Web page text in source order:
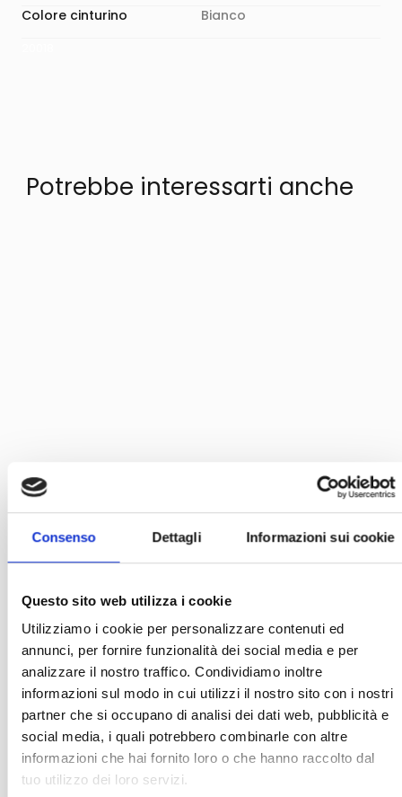
Consenso Dettagli Informazioni sui cookie
Questo sito web utilizza i cookie
Utilizziamo i cookie per personalizzare contenuti ed
annunci, per fornire funzionalità dei social media e per
analizzare il nostro traffico. Condividiamo inoltre
informazioni sul modo in cui utilizzi il nostro sito con i nostri
partner che si occupano di analisi dei dati web, pubblicità e
social media, i quali potrebbero combinarle con altre
informazioni che hai fornito loro o che hanno raccolto dal
tuo utilizzo dei loro servizi.
Colore cinturino
Bianco
Potrebbe interessarti anche